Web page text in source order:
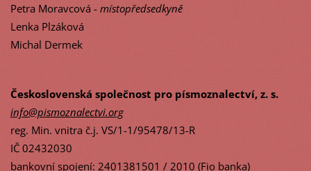
Petra Moravcová - místopředsedkyně
Lenka Plzáková
Michal Dermek
Československá společnost pro písmoznalectví, z. s.
info@pismoznalectvi.org
reg. Min. vnitra č.j. VS/1-1/95478/13-R
IČ 02432030
bankovní spojení: 2401381501 / 2010 (Fio banka)